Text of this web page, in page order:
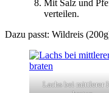
Mit Salz und
verteilen.
Dazu passt: Wildreis
Lachs bei mittlerer